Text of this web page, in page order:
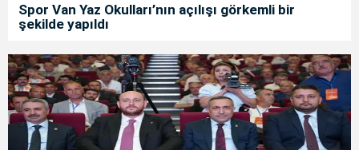
Spor Van Yaz Okulları’nın açılışı görkemli bir
şekilde yapıldı